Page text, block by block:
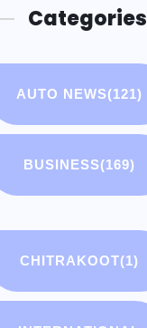
Categories
AUTO NEWS(121)
BUSINESS(169)
CHITRAKOOT(1)